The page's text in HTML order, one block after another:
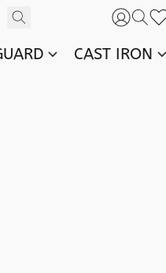
CAST IRON